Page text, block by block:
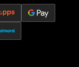
Strømmen